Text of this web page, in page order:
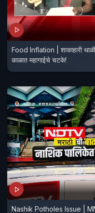
Food Inflation | शाकाहारी
काळात महागाईचे चटके!
Nashik Potholes Issue |